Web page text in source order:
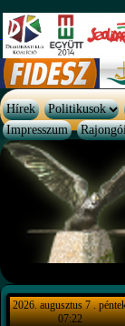
Hírek Politikusok
Impresszum
2026. augusztus 7 .
07:22